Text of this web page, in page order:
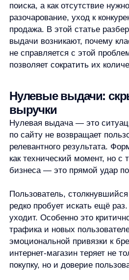
Нулевые выдачи: скрытая
выручки
Нулевая выдача — это ситуация,
по сайту не возвращает
релевантного результата.
как технический момент, но с точки
бизнеса — это прямой удар по
редко пробует искать ещё раз.
трафика и новых пользователей, у
эмоциональной привязки к бренду.
интернет-магазин теряет не только
покупку, но и доверие пользователя.
Важно понимать: в большинстве
выдача не означает, что нужного
это означает, что поиск не смог
интерпретировать запрос
Почему нулевые выдачи
даже в крупных
Причины нулевых выдач почти
не с ассортиментом, а с